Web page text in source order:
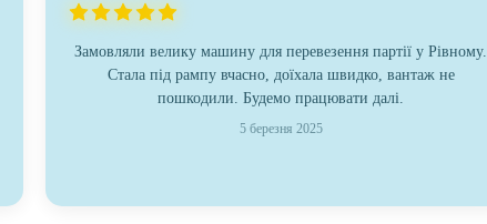
Замовляли велику машину для перевезення партії у Рівному.
Стала під рампу вчасно, доїхала швидко, вантаж не
пошкодили. Будемо працювати далі.
5 березня 2025